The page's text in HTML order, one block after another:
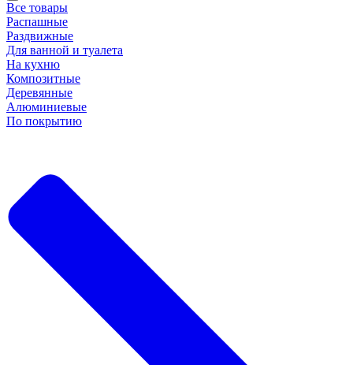
Все товары
Распашные
Раздвижные
Для ванной и туалета
На кухню
Композитные
Деревянные
Алюминиевые
По покрытию